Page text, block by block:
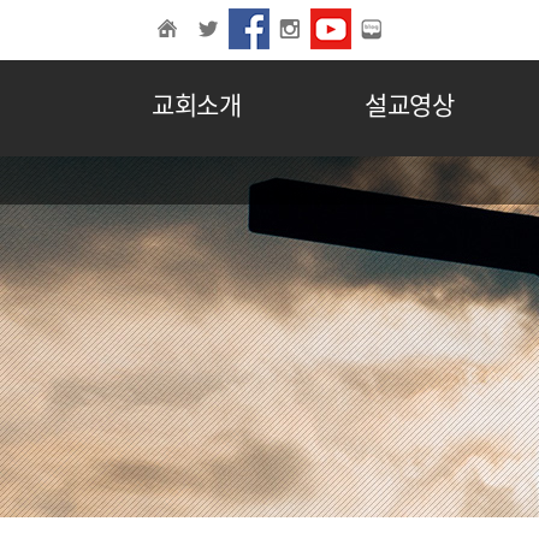
교회소개 설교영상